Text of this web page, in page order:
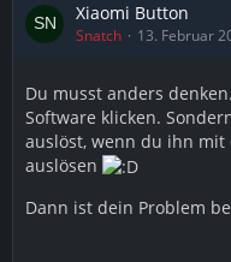
Xiaomi Button
Snatch 13. Februar
Du musst anders
Software klicken.
auslöst, wenn du ihn mit
auslösen
Dann ist dein Problem